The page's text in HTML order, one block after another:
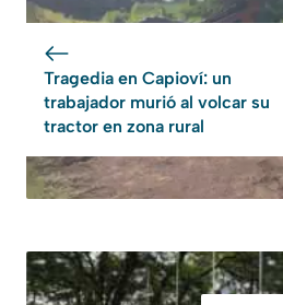
Tragedia en Capioví: un
trabajador murió al volcar su
tractor en zona rural